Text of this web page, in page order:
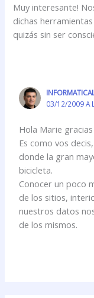
Muy interesante!
dichas
quizás sin ser
03/12/2009 A
Hola Marie
Es como vos
donde la gran
bicicleta.
Conocer un poco
de los sitios,
nuestros datos
de los mismos.